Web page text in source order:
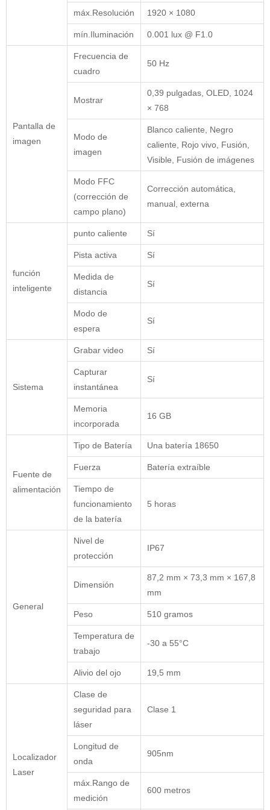
máx.Resolución 1920 × 1080
mín.Iluminación 0.001 lux @ F1.0
Pantalla de
imagen
Frecuencia de
cuadro
50 Hz
Mostrar
0,39 pulgadas, OLED, 1024
× 768
Modo de
imagen
Blanco caliente, Negro
caliente, Rojo vivo, Fusión,
Visible, Fusión de imágenes
Modo FFC
(corrección de
campo plano)
Corrección automática,
manual, externa
función
inteligente
punto caliente Sí
Pista activa Sí
Medida de
distancia
Sí
Modo de
espera
Sí
Sistema
Grabar video Sí
Capturar
instantánea
Sí
Memoria
incorporada
16 GB
Fuente de
alimentación
Tipo de Batería Una batería 18650
Fuerza Batería extraíble
Tiempo de
funcionamiento
de la batería
5 horas
General
Nivel de
protección
IP67
Dimensión
87,2 mm × 73,3 mm × 167,8
mm
Peso 510 gramos
Temperatura de
trabajo
-30 a 55°C
Alivio del ojo 19,5 mm
Localizador
Laser
Clase de
seguridad para
láser
Clase 1
Longitud de
onda
905nm
máx.Rango de
medición
600 metros